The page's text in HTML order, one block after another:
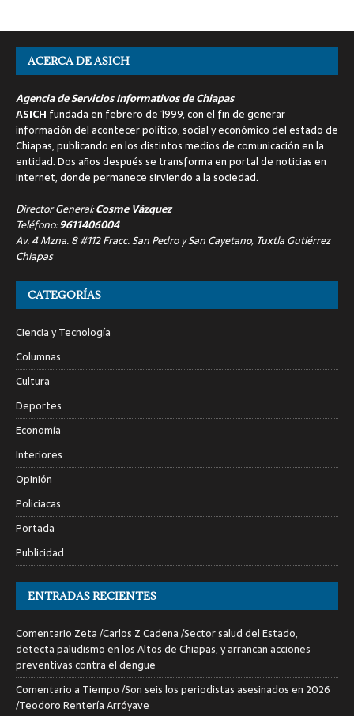
ACERCA DE ASICH
Agencia de Servicios Informativos de Chiapas
ASICH fundada en febrero de 1999, con el fin de generar
información del acontecer político, social y económico del estado de
Chiapas, publicando en los distintos medios de comunicación en la
entidad. Dos años después se transforma en portal de noticias en
internet, donde permanece sirviendo a la sociedad.
Director General:Cosme Vázquez
Teléfono:9611406004
Av. 4 Mzna. 8 #112 Fracc. San Pedro y San Cayetano, Tuxtla Gutiérrez
Chiapas
CATEGORÍAS
Ciencia y Tecnología
Columnas
Cultura
Deportes
Economía
Interiores
Opinión
Policiacas
Portada
Publicidad
ENTRADAS RECIENTES
Comentario Zeta /Carlos Z Cadena /Sector salud del Estado,
detecta paludismo en los Altos de Chiapas, y arrancan acciones
preventivas contra el dengue
Comentario a Tiempo /Son seis los periodistas asesinados en 2026
/Teodoro Rentería Arróyave